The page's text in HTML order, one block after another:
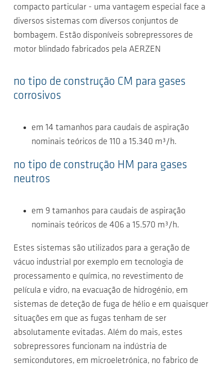
compacto particular - uma vantagem especial face a
diversos sistemas com diversos conjuntos de
bombagem. Estão disponíveis sobrepressores de
motor blindado fabricados pela AERZEN
no tipo de construção CM para gases
corrosivos
em 14 tamanhos para caudais de aspiração
nominais teóricos de 110 a 15.340 m³/h.
no tipo de construção HM para gases
neutros
em 9 tamanhos para caudais de aspiração
nominais teóricos de 406 a 15.570 m³/h.
Estes sistemas são utilizados para a geração de
vácuo industrial por exemplo em tecnologia de
processamento e química, no revestimento de
película e vidro, na evacuação de hidrogénio, em
sistemas de deteção de fuga de hélio e em quaisquer
situações em que as fugas tenham de ser
absolutamente evitadas. Além do mais, estes
sobrepressores funcionam na indústria de
semicondutores, em microeletrónica, no fabrico de